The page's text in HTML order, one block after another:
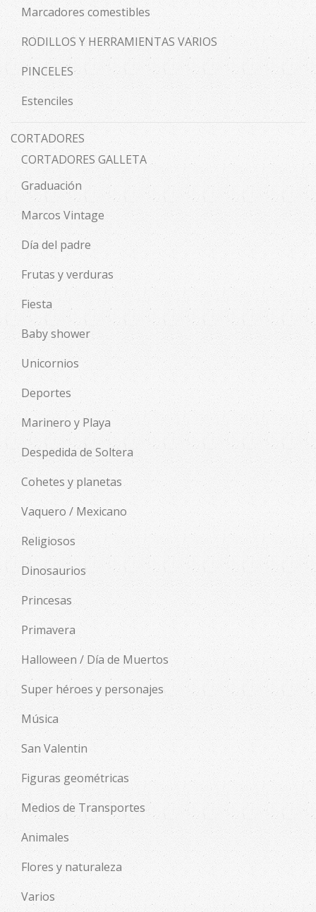
Marcadores comestibles
RODILLOS Y HERRAMIENTAS VARIOS
PINCELES
Estenciles
CORTADORES
CORTADORES GALLETA
Graduación
Marcos Vintage
Día del padre
Frutas y verduras
Fiesta
Baby shower
Unicornios
Deportes
Marinero y Playa
Despedida de Soltera
Cohetes y planetas
Vaquero / Mexicano
Religiosos
Dinosaurios
Princesas
Primavera
Halloween / Día de Muertos
Super héroes y personajes
Música
San Valentin
Figuras geométricas
Medios de Transportes
Animales
Flores y naturaleza
Varios